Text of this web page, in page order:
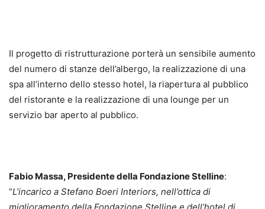
Il progetto di ristrutturazione porterà un sensibile aumento
del numero di stanze dell’albergo, la realizzazione di una
spa all’interno dello stesso hotel, la riapertura al pubblico
del ristorante e la realizzazione di una lounge per un
servizio bar aperto al pubblico.
Fabio Massa, Presidente della Fondazione Stelline:
“L’incarico a Stefano Boeri Interiors, nell’ottica di